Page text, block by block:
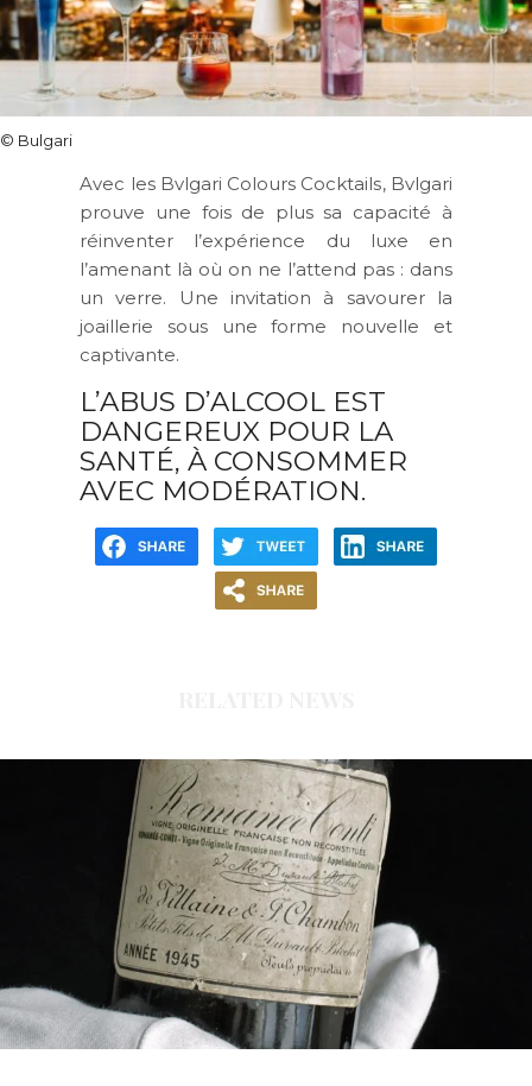
© Bulgari
Avec les Bvlgari Colours Cocktails, Bvlgari
prouve une fois de plus sa capacité à
réinventer l’expérience du luxe en
l’amenant là où on ne l’attend pas : dans
un verre. Une invitation à savourer la
joaillerie sous une forme nouvelle et
captivante.
L’ABUS D’ALCOOL EST
DANGEREUX POUR LA
SANTÉ,À CONSOMMER
AVEC MODÉRATION.